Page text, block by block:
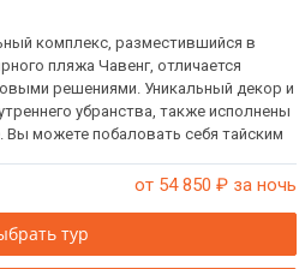
комплекс, разместившийся в
пляжа Чавенг, отличается
решениями. Уникальный декор и
убранства, также исполнены
Вы можете побаловать себя тайским
тайской кухни за столиком
от 54 850 ₽ за ночь
тур